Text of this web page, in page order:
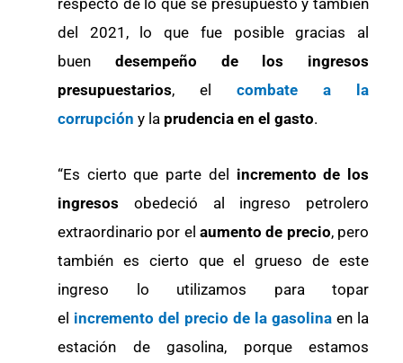
respecto de lo que se presupuestó y también
del 2021, lo que fue posible gracias al
buen desempeño de los ingresos
presupuestarios, el combate a la
corrupción y la prudencia en el gasto.
“Es cierto que parte del incremento de los
ingresos obedeció al ingreso petrolero
extraordinario por el aumento de precio, pero
también es cierto que el grueso de este
ingreso lo utilizamos para topar
el incremento del precio de la gasolina en la
estación de gasolina, porque estamos